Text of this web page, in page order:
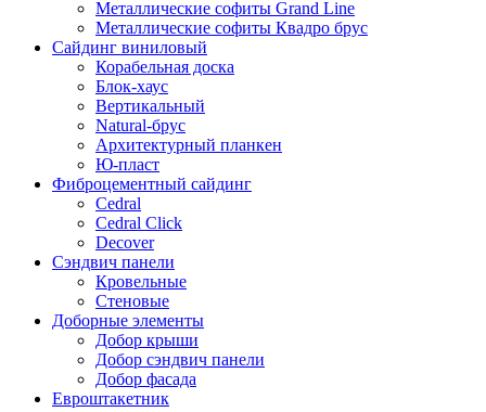
Металлические софиты Grand Line
Металлические софиты Квадро брус
Сайдинг виниловый
Корабельная доска
Блок-хаус
Вертикальный
Natural-брус
Архитектурный планкен
Ю-пласт
Фиброцементный сайдинг
Cedral
Cedral Click
Decover
Сэндвич панели
Кровельные
Стеновые
Доборные элементы
Добор крыши
Добор сэндвич панели
Добор фасада
Евроштакетник